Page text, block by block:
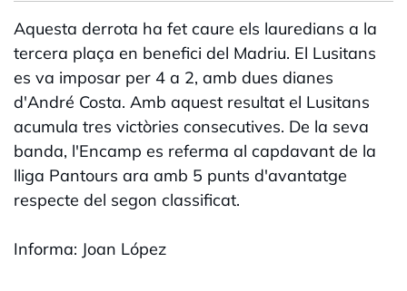
Aquesta derrota ha fet caure els lauredians a la
tercera plaça en benefici del Madriu. El Lusitans
es va imposar per 4 a 2, amb dues dianes
d'André Costa. Amb aquest resultat el Lusitans
acumula tres victòries consecutives. De la seva
banda, l'Encamp es referma al capdavant de la
lliga Pantours ara amb 5 punts d'avantatge
respecte del segon classificat.
Informa: Joan López